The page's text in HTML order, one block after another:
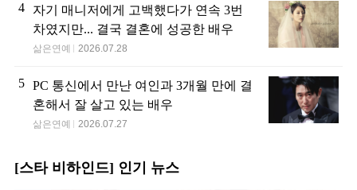
4
자기 매니저에게 고백했다가 연속 3번
차였지만... 결국 결혼에 성공한 배우
삶은연예 2026.07.28
5 PC 통신에서 만난 여인과 3개월 만에 결
혼해서 잘 살고 있는 배우
삶은연예 2026.07.27
[스타 비하인드] 인기 뉴스